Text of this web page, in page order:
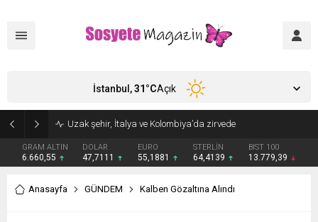
GRAM ALTIN
6.660,55
DOLAR
47,7111
EURO
55,1881
STERLİN
64,4139
BIST 100
13.779,39
İstanbul,31°CAçık
Anasayfa GÜNDEM Kalben Gözaltına Alındı